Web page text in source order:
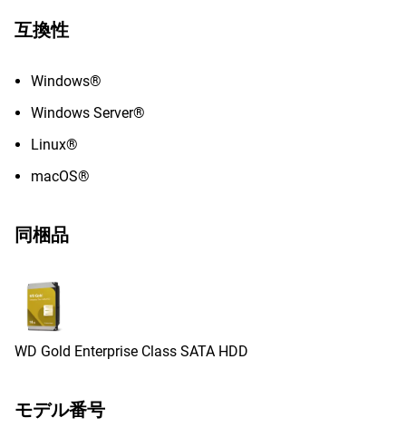
互換性
Windows®
Windows Server®
Linux®
macOS®
同梱品
WD Gold Enterprise Class SATA HDD
モデル番号